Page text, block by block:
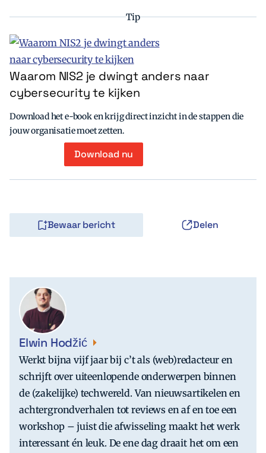
Tip
Waarom NIS2 je dwingt anders naar
cybersecurity te kijken
Download het e-book en krijg direct inzicht in de stappen die
jouw organisatie moet zetten.
Download nu
Bewaar bericht Delen
Elwin Hodžić
Werkt bijna vijf jaar bij c’t als (web)redacteur en
schrijft over uiteenlopende onderwerpen binnen
de (zakelijke) techwereld. Van nieuwsartikelen en
achtergrondverhalen tot reviews en af en toe een
workshop – juist die afwisseling maakt het werk
interessant én leuk. De ene dag draait het om een